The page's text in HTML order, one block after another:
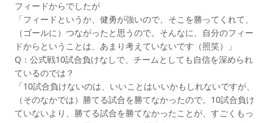
フィードからでしたが
「フィードというか、健勇が強いので、そこを勝ってくれて、
（ゴールに）つながったと思うので。そんなに、自分のフィー
ドからということは、あまり考えていないです（照笑）」
Q：公式戦10試合負けなしで、チームとしても自信を深められ
ているのでは？
「10試合負けないのは、いいことはいいかもしれないですが、
（そのなかでは）勝てる試合を勝てなかったので。10試合負け
ていないより、勝てる試合を勝てなかったことが、すごくもっ